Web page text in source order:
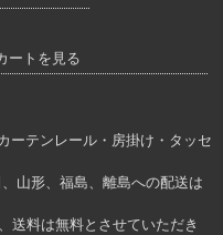
ートを見る
ーテンレール・房掛け・タッセ
山形、福島、離島への配送は
送料は無料とさせていただき